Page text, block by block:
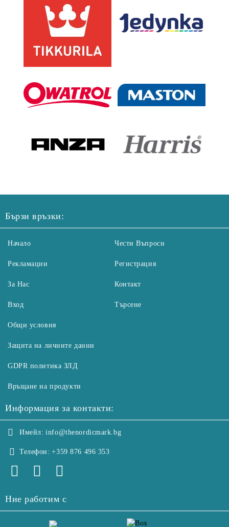
Бързи връзки:
Начало
Рекламации
За Нас
Вход
Чести Въпроси
Регистрация
Контакт
Търсене
Общи условия
Защита на личните данни
GDPR политика ЗЛД
Връщане на продукти
Информация за контакти:
Имейл: info@thenordicmark.bg
Телефон: +359 876 496 353
Ние работим с